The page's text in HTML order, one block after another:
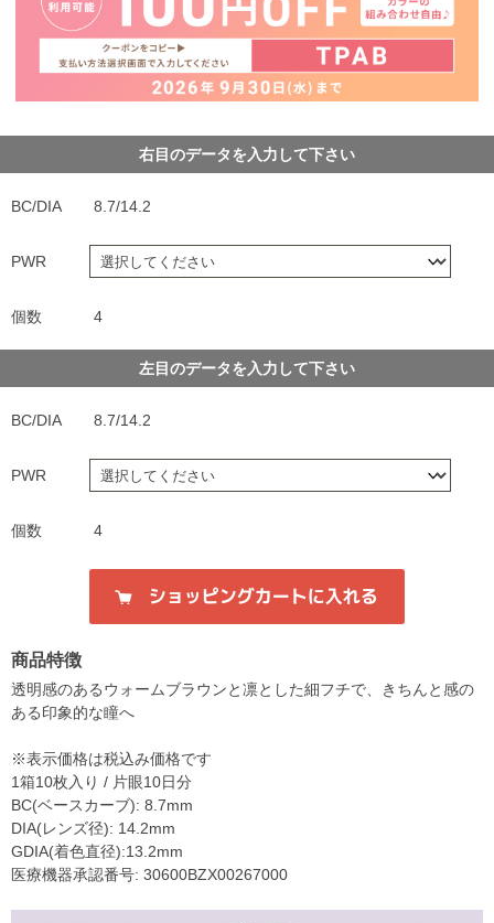
右目のデータを入力して下さい
BC/DIA 8.7/14.2
PWR
個数 4
左目のデータを入力して下さい
BC/DIA 8.7/14.2
PWR
個数 4
商品特徴
透明感のあるウォームブラウンと凛とした細フチで、きちんと感の
ある印象的な瞳へ
※表示価格は税込み価格です
1箱10枚入り / 片眼10日分
BC(ベースカーブ): 8.7mm
DIA(レンズ径): 14.2mm
GDIA(着色直径):13.2mm
医療機器承認番号: 30600BZX00267000